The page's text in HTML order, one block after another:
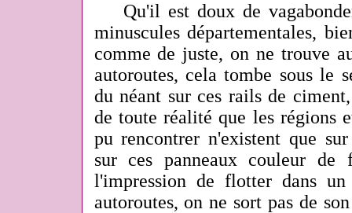
Qu'il est doux de
minuscules départementales,
comme de juste, on ne trouve
autoroutes, cela tombe sous le
du néant sur ces rails de
de toute réalité que les régions
pu rencontrer n'existent que
sur ces panneaux couleur de
l'impression de flotter dans
autoroutes, on ne sort pas de